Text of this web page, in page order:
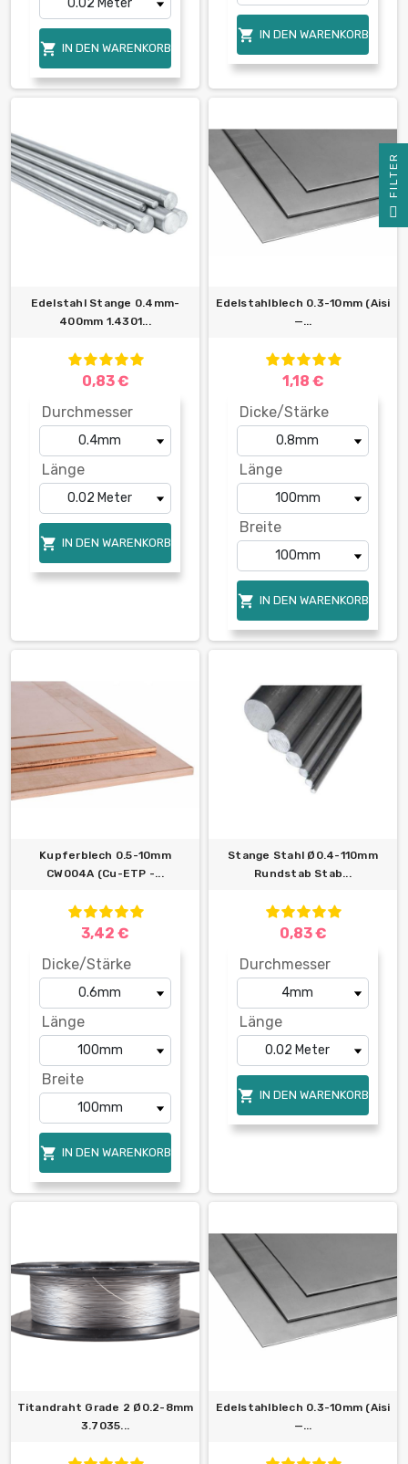
 IN DEN WARENKORB
 IN DEN WARENKORB
Edelstahl Stange 0.4mm-
400mm 1.4301...
0,83 €
Durchmesser
Länge
 IN DEN WARENKORB
Edelstahlblech 0.3-10mm (Aisi
—...
1,18 €
Dicke/Stärke
Länge
Breite
 IN DEN WARENKORB
Kupferblech 0.5-10mm
CW004A (Cu-ETP -...
3,42 €
Dicke/Stärke
Länge
Breite
 IN DEN WARENKORB
Stange Stahl Ø0.4-110mm
Rundstab Stab...
0,83 €
Durchmesser
Länge
 IN DEN WARENKORB
Titandraht Grade 2 Ø0.2-8mm
3.7035...
Edelstahlblech 0.3-10mm (Aisi
—...
R